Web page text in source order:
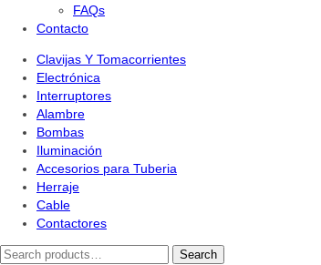
FAQs
Contacto
Clavijas Y Tomacorrientes
Electrónica
Interruptores
Alambre
Bombas
Iluminación
Accesorios para Tuberia
Herraje
Cable
Contactores
Search